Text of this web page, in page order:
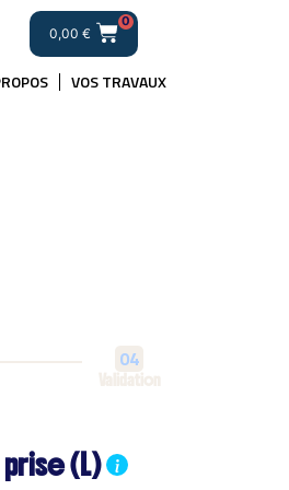
0,00 €
0
VOS TRAVAUX
04
(L)